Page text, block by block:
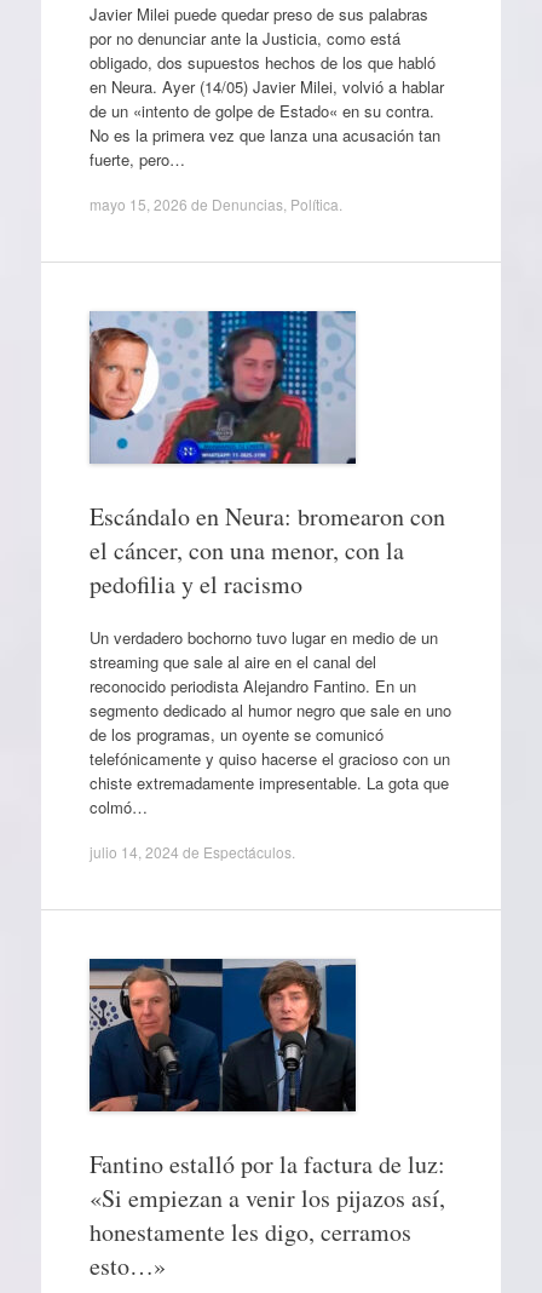
Javier Milei puede quedar preso de sus palabras
por no denunciar ante la Justicia, como está
obligado, dos supuestos hechos de los que habló
en Neura. Ayer (14/05) Javier Milei, volvió a hablar
de un «intento de golpe de Estado« en su contra.
No es la primera vez que lanza una acusación tan
fuerte, pero…
mayo 15, 2026 de Denuncias, Política
Escándalo en Neura: bromearon con
el cáncer, con una menor, con la
pedofilia y el racismo
Un verdadero bochorno tuvo lugar en medio de un
streaming que sale al aire en el canal del
reconocido periodista Alejandro Fantino. En un
segmento dedicado al humor negro que sale en uno
de los programas, un oyente se comunicó
telefónicamente y quiso hacerse el gracioso con un
chiste extremadamente impresentable. La gota que
colmó…
julio 14, 2024 de Espectáculos.
Fantino estalló por la factura de luz:
«Si empiezan a venir los pijazos así,
honestamente les digo, cerramos
esto…»